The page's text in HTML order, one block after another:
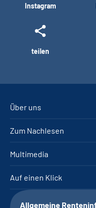
Instagram
teilen
Über uns
Zum Nachlesen
Multimedia
Auf einen Klick
Allgemeine